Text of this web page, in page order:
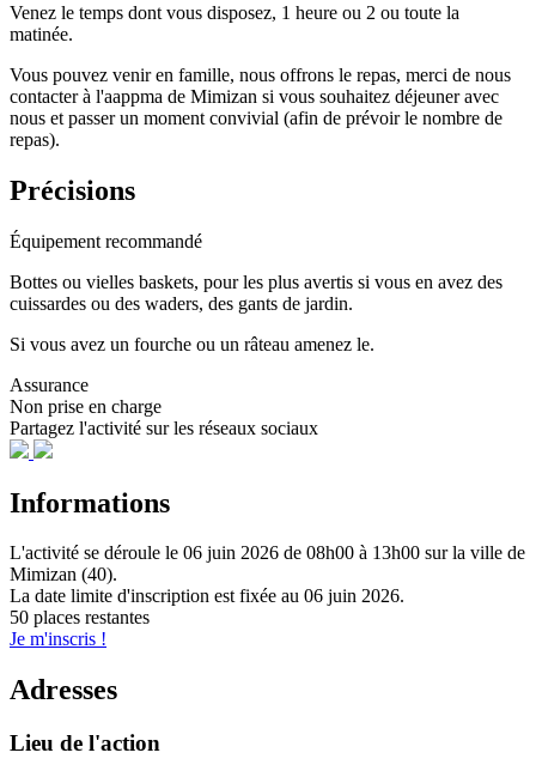
Venez le temps dont vous disposez, 1 heure ou 2 ou toute la
matinée.
Vous pouvez venir en famille, nous offrons le repas, merci de nous
contacter à l'aappma de Mimizan si vous souhaitez déjeuner avec
nous et passer un moment convivial (afin de prévoir le nombre de
repas).
Précisions
Équipement recommandé
Bottes ou vielles baskets, pour les plus avertis si vous en avez des
cuissardes ou des waders, des gants de jardin.
Si vous avez un fourche ou un râteau amenez le.
Assurance
Non prise en charge
Partagez l'activité sur les réseaux sociaux
Informations
L'activité se déroule le 06 juin 2026 de 08h00 à 13h00 sur la ville de
Mimizan (40).
La date limite d'inscription est fixée au 06 juin 2026.
50 places restantes
Je m'inscris !
Adresses
Lieu de l'action